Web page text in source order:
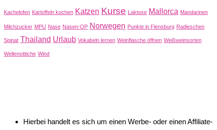
Kachelofen Kartoffeln kochen Katzen Kurse Laktose Mallorca Mandarinen
Milchzucker MPU Nase Nasen-OP Norwegen Punkte in Flensburg Radieschen
Spinat Thailand Urlaub Vokabeln lernen Weinflasche öffnen Weißweinsorten
Wellensittiche Wind
Hierbei handelt es sich um einen Werbe- oder einen Affiliate-